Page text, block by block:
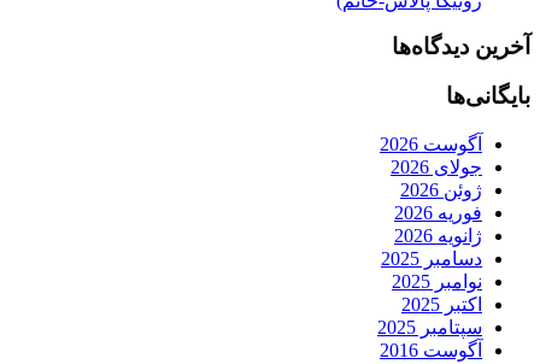
آخرین دیدگاه‌ها
بایگانی‌ها
آگوست 2026
جولای 2026
ژوئن 2026
فوریه 2026
ژانویه 2026
دسامبر 2025
نوامبر 2025
اکتبر 2025
سپتامبر 2025
آگوست 2016